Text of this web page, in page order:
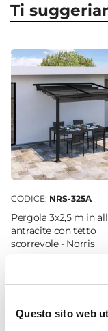
Questo sito web
Dimensioni
Altezza
42 cm
Colore
Finitura
Rustico
Materiale
Appoggio
Sottovaso
Ti
CODICE: NRS-325A
Pergola 3x2,5 m in
antracite con tetto
scorrevole - Norris